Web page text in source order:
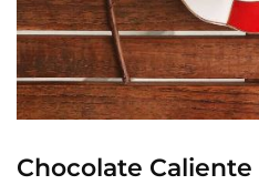
Chocolate Caliente